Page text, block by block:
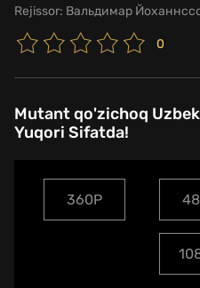
Rejissor: Вальдимар
0
Mutant qo'zichoq
Yuqori Sifatda!
360P